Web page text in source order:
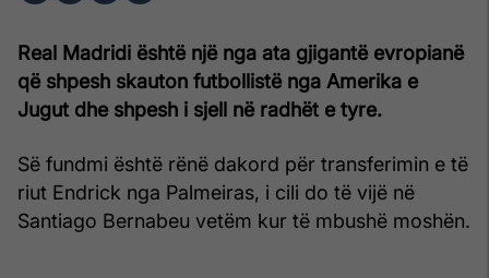
Real Madridi është një nga ata gjigantë evropianë
që shpesh skauton futbollistë nga Amerika e
Jugut dhe shpesh i sjell në radhët e tyre.
Së fundmi është rënë dakord për transferimin e të
riut Endrick nga Palmeiras, i cili do të vijë në
Santiago Bernabeu vetëm kur të mbushë moshën.